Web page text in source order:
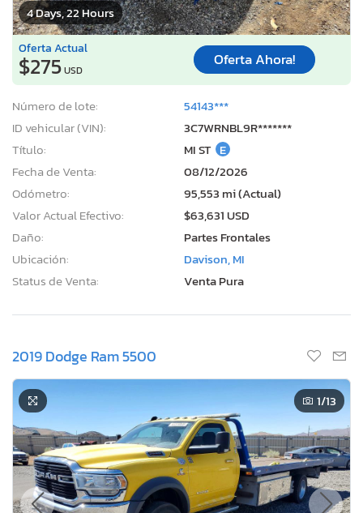
4 Days, 22 Hours
Oferta Actual
$275USD
Oferta Ahora!
Número de lote:
54143***
ID vehicular (VIN):
3C7WRNBL9R*******
Título:
MI ST E
Fecha de Venta:
08/12/2026
Odómetro:
95,553 mi (Actual)
Valor Actual Efectivo:
$63,631 USD
Daño:
Partes Frontales
Ubicación:
Davison, MI
Status de Venta:
Venta Pura
2019 Dodge Ram 5500
1/13